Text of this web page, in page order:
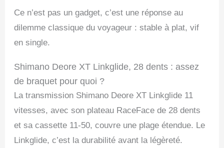
Ce n’est pas un gadget, c’est une réponse au
dilemme classique du voyageur : stable à plat, vif
en single.
Shimano Deore XT Linkglide, 28 dents : assez
de braquet pour quoi ?
La transmission Shimano Deore XT Linkglide 11
vitesses, avec son plateau RaceFace de 28 dents
et sa cassette 11-50, couvre une plage étendue. Le
Linkglide, c’est la durabilité avant la légèreté.